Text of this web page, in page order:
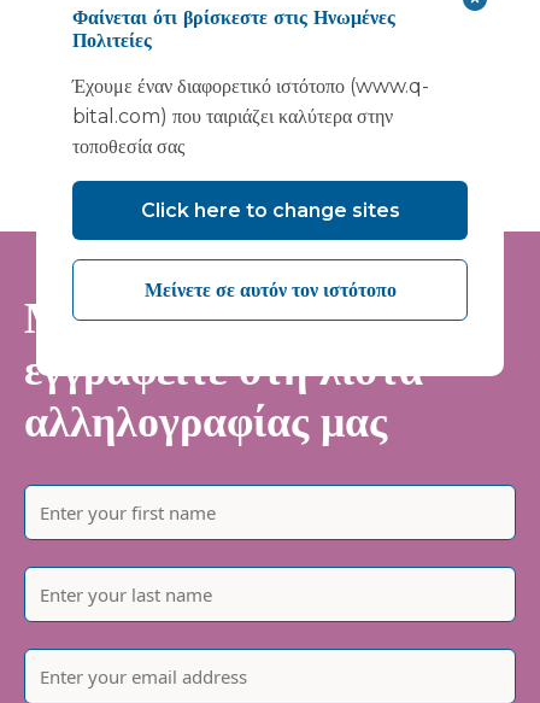
I agree to share my interaction data to
improve the quality and relevance of
Submit
Μείνετε ενημερωμένοι -
εγγραφείτε στη λίστα
αλληλογραφίας μας
Φαίνεται ότι βρίσκεστε στις Ηνωμένες
Πολιτείες
Έχουμε έναν διαφορετικό ιστότοπο (www.q-
bital.com) που ταιριάζει καλύτερα στην
τοποθεσία σας
Click here to change sites
Μείνετε σε αυτόν τον ιστότοπο